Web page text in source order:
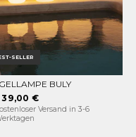
SELLER
OPTIONEN WÄHLEN
BULY
39,00 €
Versand in 3-6